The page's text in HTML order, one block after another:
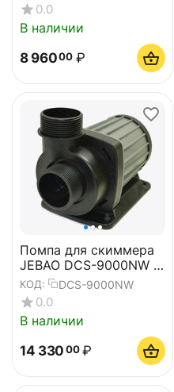
0.0
В наличии
8 96000 ₽
Помпа для скиммера
JEBAO DCS-9000NW (с
игольчатым ротором)
КОД: DCS-9000NW
0.0
В наличии
14 330 00 ₽